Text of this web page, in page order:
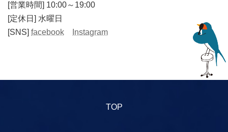
[営業時間] 10:00～19:00
[定休日] 水曜日
[SNS] facebook Instagram
TOP